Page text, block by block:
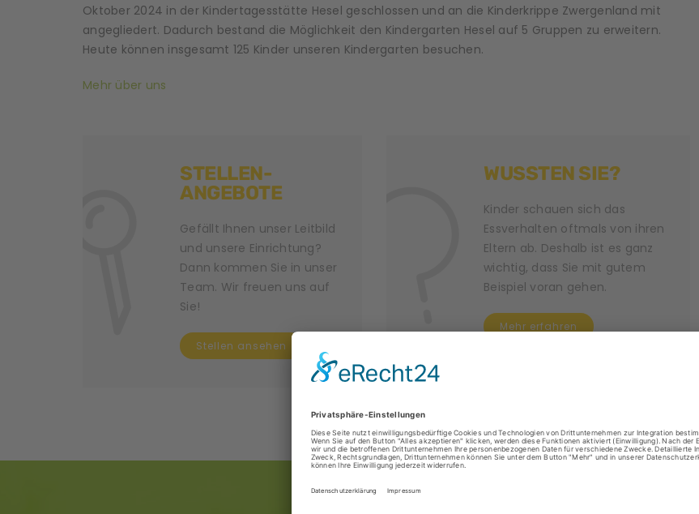
Oktober 2024 in der Kindertagesstätte Hesel geschlossen und an die Kinderkrippe Zwergenland mit
angegliedert. Dadurch bestand die Möglichkeit den Kindergarten Hesel auf 5 Gruppen zu erweitern.
Heute können insgesamt 125 Kinder unseren Kindergarten besuchen.
Mehr über uns
STELLEN-
ANGEBOTE
Gefällt Ihnen unser Leitbild
und unsere Einrichtung?
Dann kommen Sie in unser
Team. Wir freuen uns auf
Sie!
Stellen ansehen
WUSSTEN SIE?
Kinder schauen sich das
Essverhalten oftmals von ihren
Eltern ab. Deshalb ist es ganz
wichtig, dass Sie mit gutem
Beispiel voran gehen.
Mehr erfahren